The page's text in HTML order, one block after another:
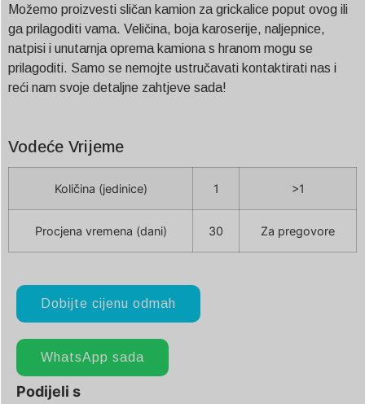
Možemo proizvesti sličan kamion za grickalice poput ovog ili
ga prilagoditi vama. Veličina, boja karoserije, naljepnice,
natpisi i unutarnja oprema kamiona s hranom mogu se
prilagoditi. Samo se nemojte ustručavati kontaktirati nas i
reći nam svoje detaljne zahtjeve sada!
Vodeće Vrijeme
Količina (jedinice) 1 >1
Procjena vremena (dani) 30 Za pregovore
Dobijte cijenu odmah
WhatsApp sada
Podijeli s